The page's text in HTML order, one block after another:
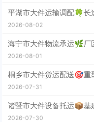
平湖市大件运输调配🍀长
2026-08-02
海宁市大件物流承运🌿厂
2026-08-01
桐乡市大件货运配送🎯重
2026-07-31
诸暨市大件设备托运📦基
2026-07-30